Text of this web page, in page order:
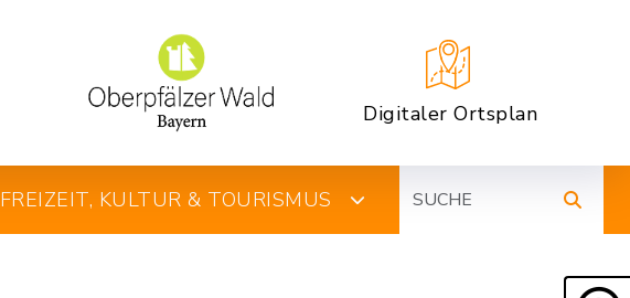
Digitaler Ortsplan
FREIZEIT, KULTUR & TOURISMUS